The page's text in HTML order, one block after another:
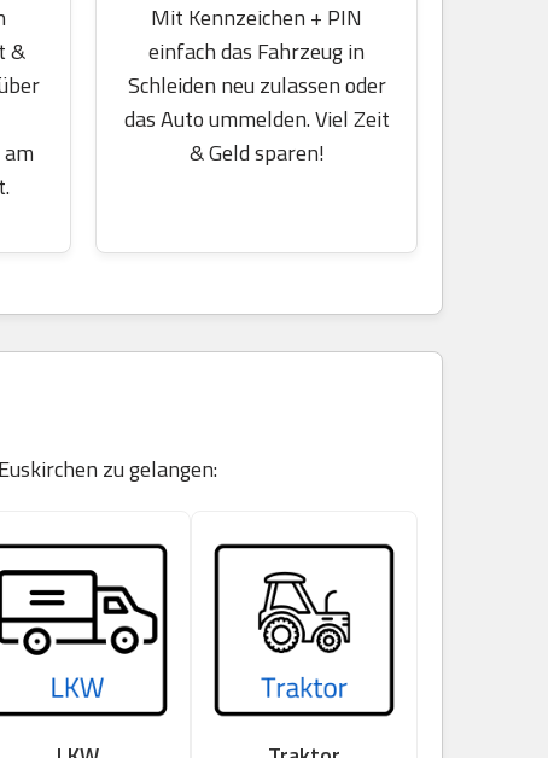
&
Mit Kennzeichen + PIN
einfach das Fahrzeug in
Schleiden neu zulassen oder
das Auto ummelden. Viel Zeit
& Geld sparen!
zu gelangen: